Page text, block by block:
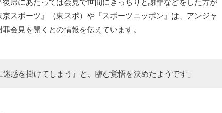
帰にあたっては会見で世間にきっちりと謝罪などをした方が
スポーツ』（東スポ）や『スポーツニッポン』は、アンジャ
会見を開くとの情報を伝えています。
迷惑を掛けてしまう』と、臨む覚悟を決めたようです」